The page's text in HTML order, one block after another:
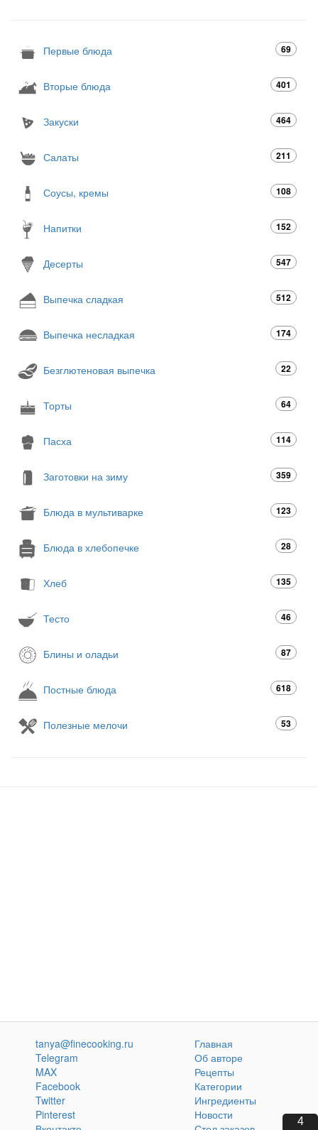
Первые блюда 69
Вторые блюда 401
Закуски 464
Салаты 211
Соусы, кремы 108
Напитки 152
Десерты 547
Выпечка сладкая 512
Выпечка несладкая 174
Безглютеновая выпечка 22
Торты 64
Пасха 114
Заготовки на зиму 359
Блюда в мультиварке 123
Блюда в хлебопечке 28
Хлеб 135
Тесто 46
Блины и оладьи 87
Постные блюда 618
Полезные мелочи 53
2
tanya@finecooking.ru
Telegram
MAX
Facebook
Twitter
Pinterest
Главная
Об авторе
Рецепты
Категории
Ингредиенты
Новости